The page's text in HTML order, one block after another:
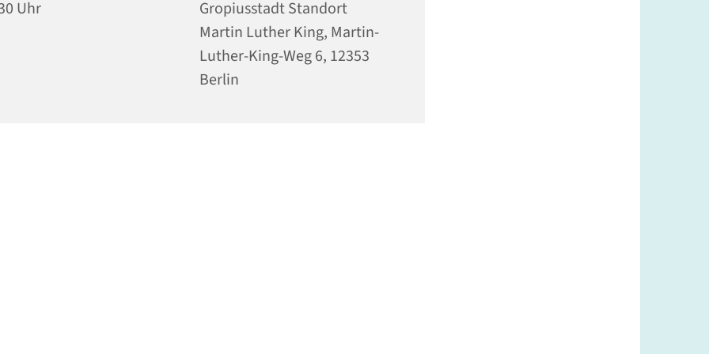
Uhr
Gropiusstadt Standort
Martin Luther King, Martin-
Luther-King-Weg 6, 12353
Berlin